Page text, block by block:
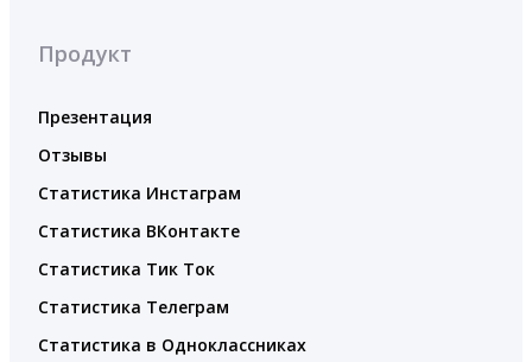
Продукт
Презентация
Отзывы
Статистика Инстаграм
Статистика ВКонтакте
Статистика Тик Ток
Статистика Телеграм
Статистика в Одноклассниках